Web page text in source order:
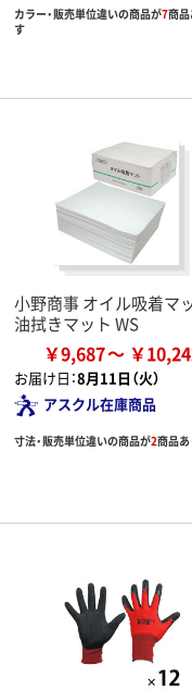
カラー・販売単位違いの商品が7商
す
小野商事 オイル吸着マ
油拭きマット WS
￥9,687 ￥
お届け日：8月11日（火）
アスクル在庫商品
寸法・販売単位違いの商品が2商品